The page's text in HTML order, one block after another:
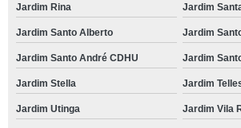
Jardim Rina Jardim
Jardim Santo Alberto Jardim
Jardim Santo André CDHU Jardim
Jardim Stella Jardim
Jardim Utinga Jardim Vila